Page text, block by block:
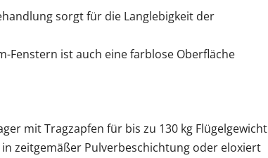
sorgt für die Langlebigkeit der
Fenstern ist auch eine farblose Oberfläche
mit Tragzapfen für bis zu 130 kg Flügelgewicht
in zeitgemäßer Pulverbeschichtung oder eloxiert